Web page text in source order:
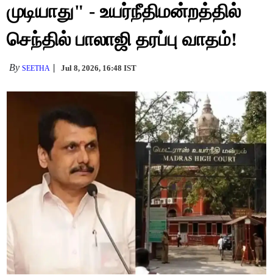
முடியாது" - உயர்நீதிமன்றத்தில்
செந்தில் பாலாஜி தரப்பு வாதம்!
BySEETHA Jul 8, 2026, 16:48 IST